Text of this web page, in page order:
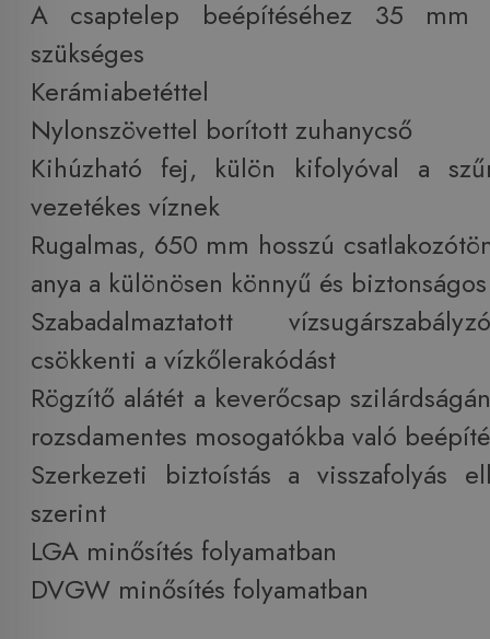
A csaptelep beépítéséhez 35 mm
szükséges
Kerámiabetéttel
Nylonszövettel borított zuhanycső
Kihúzható fej, külön kifolyóval a
vezetékes víznek
Rugalmas, 650 mm hosszú
anya a különösen könnyű és
Szabadalmaztatott
csökkenti a vízkőlerakódást
Rögzítő alátét a keverőcsap
rozsdamentes mosogatókba való
Szerkezeti biztoístás a visszafolyás
szerint
LGA minősítés folyamatban
DVGW minősítés folyamatban